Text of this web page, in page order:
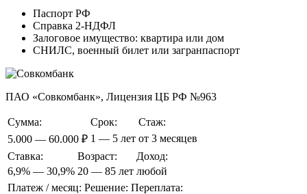
Паспорт РФ
Справка 2-НДФЛ
Залоговое имущество: квартира или дом
СНИЛС, военный билет или загранпаспорт
ПАО «Совкомбанк», Лицензия ЦБ РФ №963
Сумма: Срок:
Стаж:
5.000 — 60.000 ₽ 1 — 5 лет от 3 месяцев
Ставка:
Возраст:
Доход:
6,9% — 30,9% 20 — 85 лет любой
Платеж / месяц: Решение: Переплата: